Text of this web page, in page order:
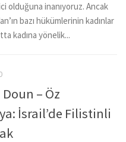
olduğuna inanıyoruz. Ancak
bazı hükümlerinin kadınlar
kadına yönelik...
– Öz
İsrail’de Filistinli